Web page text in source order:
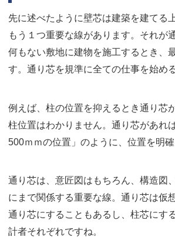
先に述べたように壁芯は建築を建てる
もう１つ重要な線があります。それが
何もない敷地に建物を施工するとき、
す。通り芯を規準に全ての仕事を始め
例えば、柱の位置を抑えるとき通り芯
柱位置はわかりません。通り芯があれ
500ｍｍの位置」のように、位置を明確
通り芯は、意匠図はもちろん、構造図
にまで関係する重要な線。通り芯は仮
通り芯にすることもあるし、柱芯にす
計者それぞれですね。